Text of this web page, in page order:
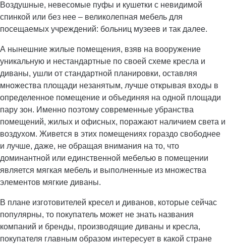
Воздушные, невесомые пуфы и кушетки с невидимой
спинкой или без нее – великолепная мебель для
посещаемых учреждений: больниц музеев и так далее.
А нынешние жилые помещения, взяв на вооружение
уникальную и нестандартные по своей схеме кресла и
диваны, ушли от стандартной планировки, оставляя
множества площади незанятым, лучше открывая входы в
определенное помещение и объединяя на одной площади
пару зон. Именно поэтому современные убранства
помещений, жилых и офисных, поражают наличием света и
воздухом. Живется в этих помещениях гораздо свободнее
и лучше, даже, не обращая внимания на то, что
доминантной или единственной мебелью в помещении
является мягкая мебель и выполненные из множества
элементов мягкие диваны.
В плане изготовителей кресел и диванов, которые сейчас
популярны, то покупатель может не знать названия
компаний и бренды, производящие диваны и кресла,
покупателя главным образом интересует в какой стране